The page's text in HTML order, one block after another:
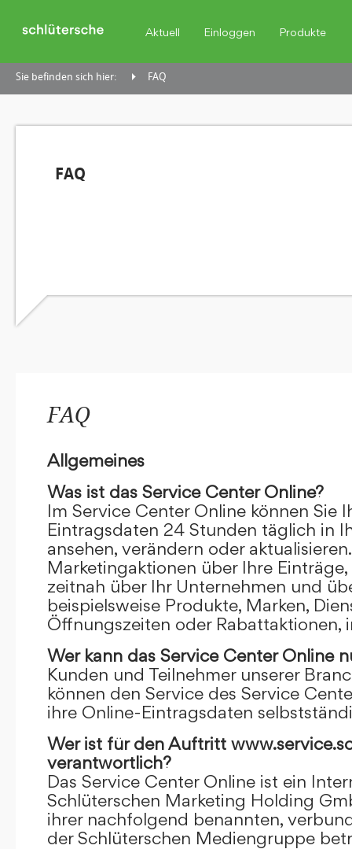
Aktuell Einloggen Produkte
Sie befinden sich hier: FAQ
FAQ
FAQ
Allgemeines
Was ist das Service Center Online?
Im Service Center Online können Sie
Eintragsdaten 24 Stunden täglich in
ansehen, verändern oder
Marketingaktionen über Ihre
zeitnah über Ihr Unternehmen und
beispielsweise Produkte, Marken,
Öffnungszeiten oder Rabattaktionen,
Wer kann das Service Center Online
Kunden und Teilnehmer unserer
können den Service des Service
ihre Online-Eintragsdaten
Wer ist für den Auftritt
verantwortlich?
Das Service Center Online ist ein
Schlüterschen Marketing Holding
ihrer nachfolgend benannten,
der Schlüterschen Mediengruppe